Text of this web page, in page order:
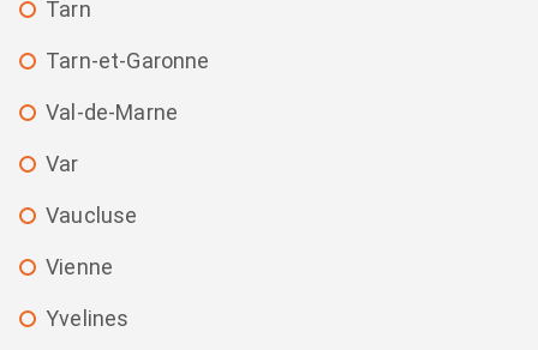
Tarn
Tarn-et-Garonne
Val-de-Marne
Var
Vaucluse
Vienne
Yvelines